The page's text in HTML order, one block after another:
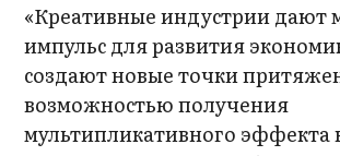
«Креативные индустрии
импульс для развития
создают новые точки
возможностью получения
мультипликативного эффекта